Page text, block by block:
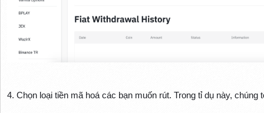
4. Chọn loại tiền mã hoá các bạn muốn rút. Trong tỉ dụ này, chúng